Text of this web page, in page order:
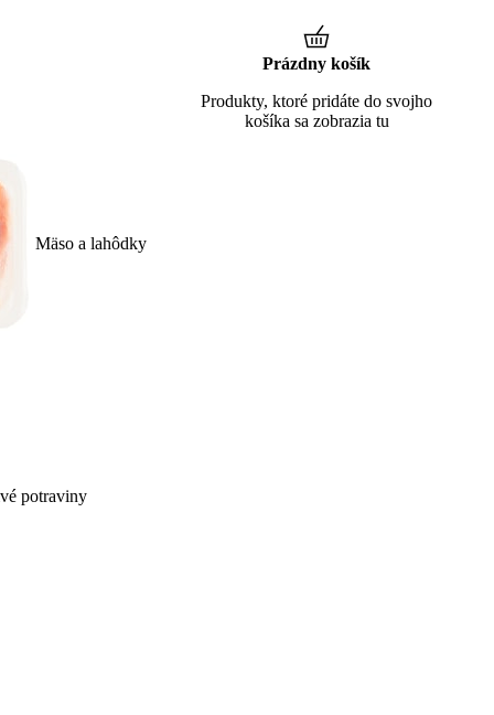
Mäso a lahôdky
potraviny
Prázdny košík
Produkty, ktoré pridáte do svojho
košíka sa zobrazia tu